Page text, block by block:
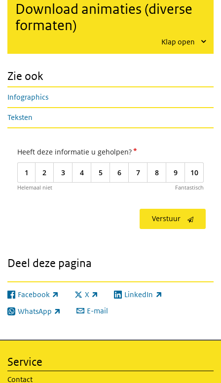
Download animaties (diverse
formaten)
Klap open
Zie ook
Infographics
Teksten
Heeft deze informatie u geholpen?*
1 2 3 4 5 6 7 8 9 10
Helemaal niet Fantastisch
Verstuur
Deel deze pagina
Facebook
(externe link) X
(externe link) LinkedIn
(externe link)
WhatsApp
(externe link) E-mail
Service
Contact